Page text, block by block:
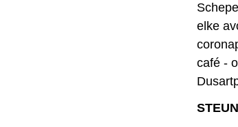
elke
café -
STEUN